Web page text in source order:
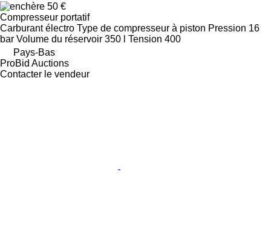
50 €
Compresseur portatif
Carburant électro Type de compresseur à piston Pression 16
bar Volume du réservoir 350 l Tension 400
Pays-Bas
ProBid Auctions
Contacter le vendeur